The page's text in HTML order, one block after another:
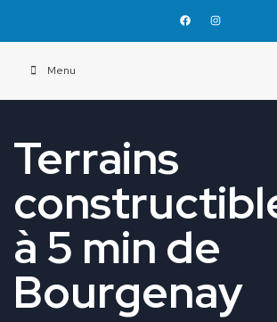
Menu
Terrains
à 5 min de
Bourgenay